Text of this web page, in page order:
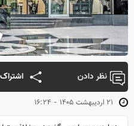
نظر دادن
۱۶:۲۴ - ۲۱ ارديبهشت ۱۴۰۵